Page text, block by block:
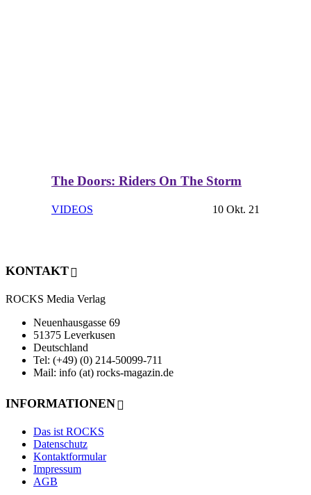
The Doors: Riders On The Storm
VIDEOS 10 Okt. 21
KONTAKT
ROCKS Media Verlag
Neuenhausgasse 69
51375 Leverkusen
Deutschland
Tel: (+49) (0) 214-50099-711
Mail: info (at) rocks-magazin.de
INFORMATIONEN
Das ist ROCKS
Datenschutz
Kontaktformular
Impressum
AGB